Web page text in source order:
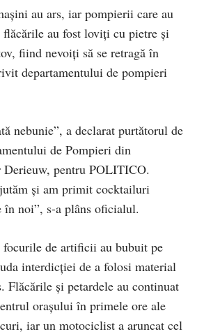
au ars, iar pompierii care au
flăcările au fost loviţi cu pietre şi
fiind nevoiţi să se retragă în
departamentului de pompieri
nebunie”, a declarat purtătorul de
de Pompieri din
pentru POLITICO.
şi am primit cocktailuri
în noi”, s-a plâns oficialul.
de artificii au bubuit pe
interdicţiei de a folosi material
Flăcările şi petardele au continuat
oraşului în primele ore ale
iar un motociclist a aruncat cel